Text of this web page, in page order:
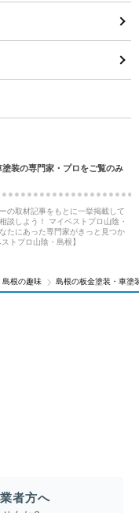
塗装の専門家・プロをご覧のみ
の取材記事をもとに一挙掲載して
談しよう！ マイベストプロ山陰・
たにあった専門家がきっと見つか
トプロ山陰・島根】
島根の趣味 島根の板金塗装・車塗
者方へ